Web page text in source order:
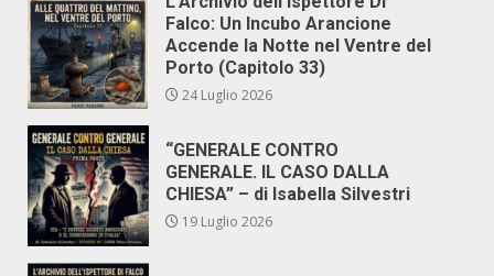
Falco: Un Incubo Arancione
Accende la Notte nel Ventre del
Porto (Capitolo 33)
24 Luglio 2026
“GENERALE CONTRO
GENERALE. IL CASO DALLA
CHIESA” – di Isabella Silvestri
19 Luglio 2026